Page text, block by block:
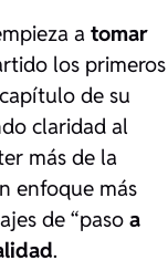
a tomar
los primeros
de su
claridad al
más de la
enfoque más
de “paso a
.